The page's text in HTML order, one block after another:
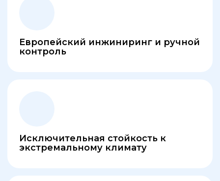
Европейский инжиниринг и ручной
контроль
Исключительная стойкость к
экстремальному климату